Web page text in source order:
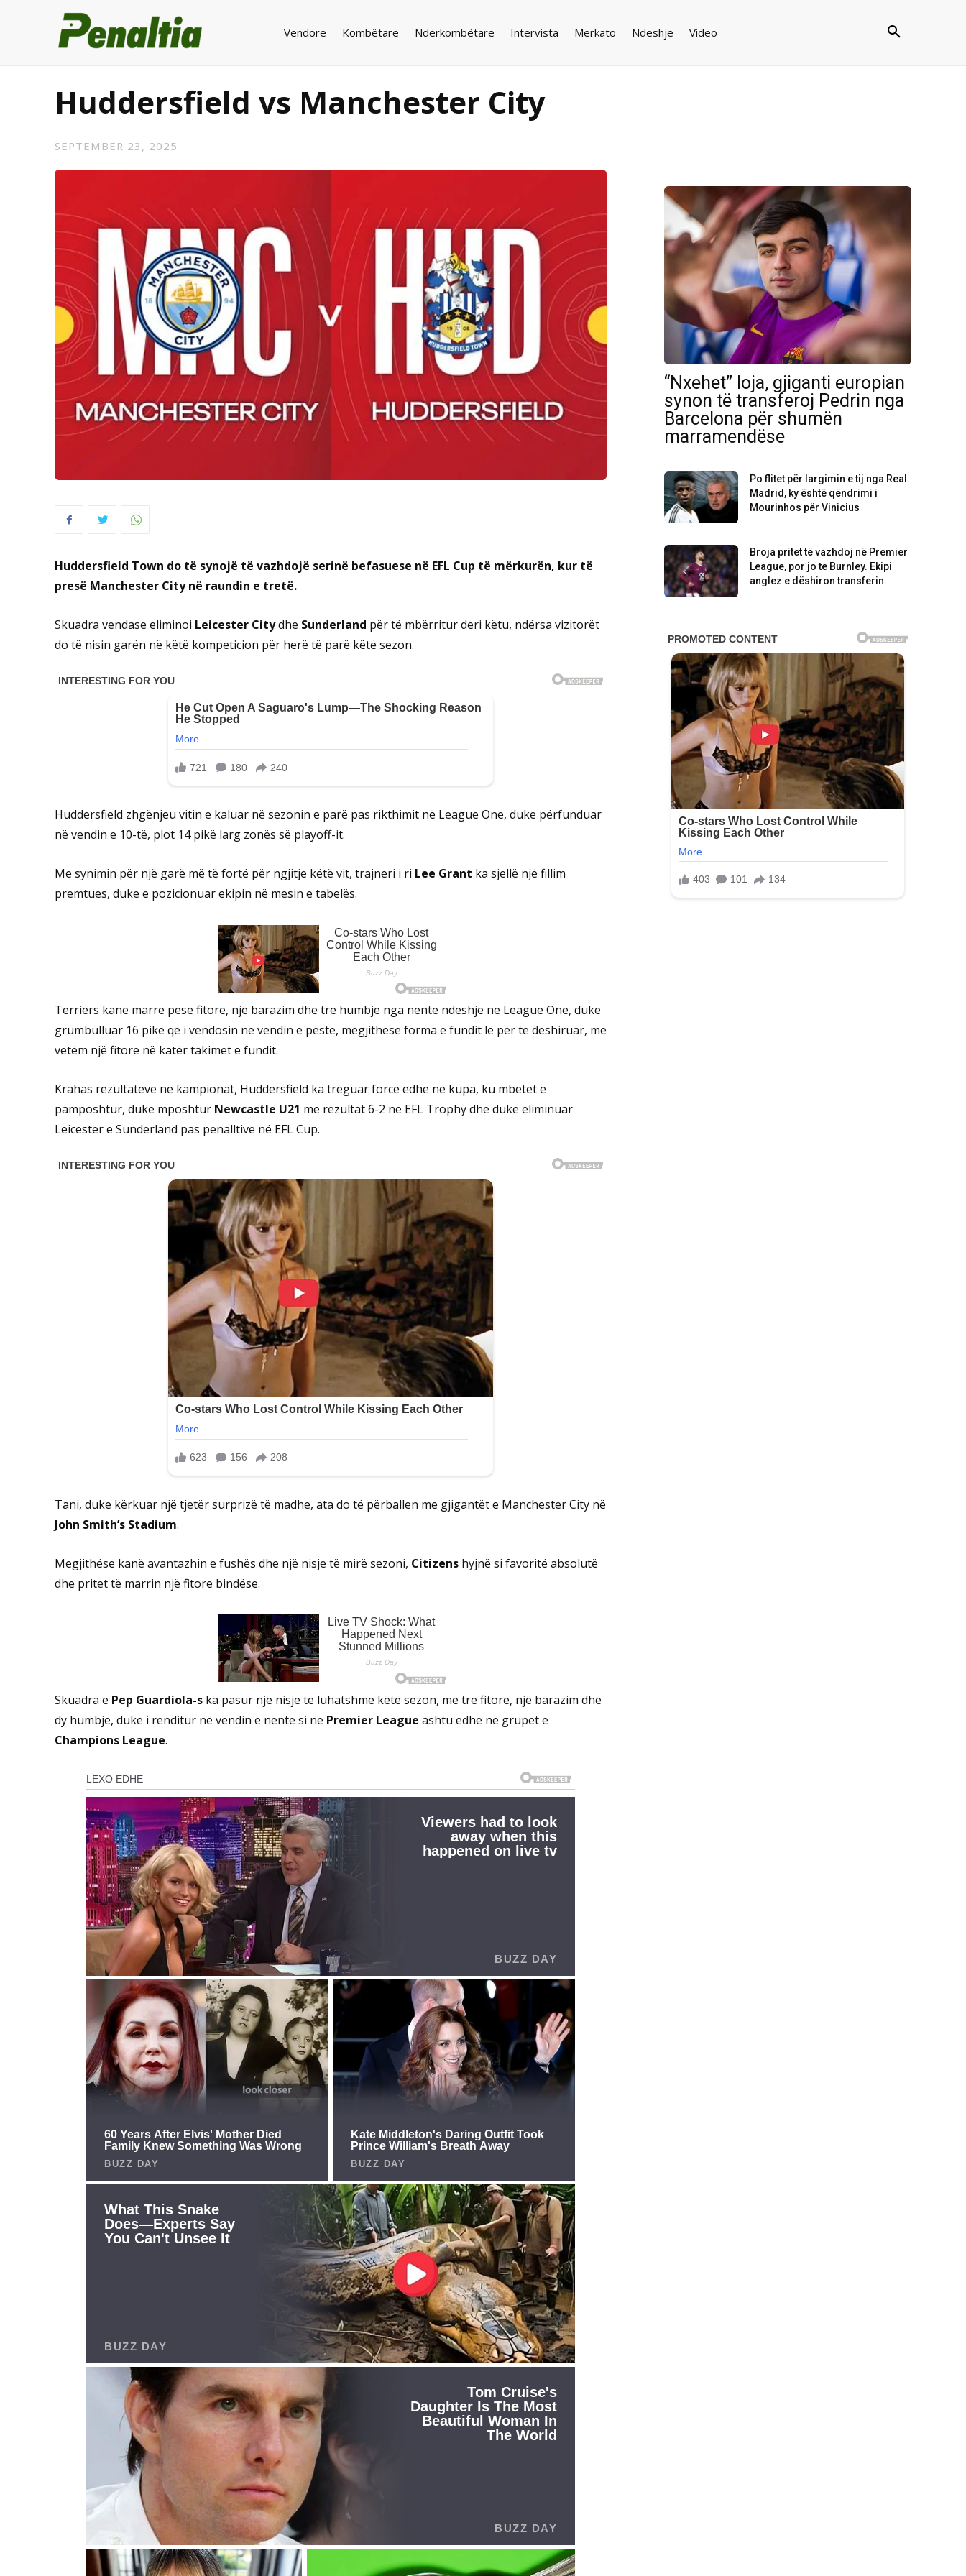
Vendore Kombëtare Ndërkombëtare Intervista Merkato Ndeshje Video
Huddersfield vs Manchester City
SEPTEMBER 23, 2025
Huddersfield Town do të synojë të vazhdojë serinë befasuese në EFL Cup të mërkurën, kur të
presë Manchester City në raundin e tretë.
Skuadra vendase eliminoi Leicester Citydhe Sunderland për të mbërritur deri këtu, ndërsa vizitorët
do të nisin garën në këtë kompeticion për herë të parë këtë sezon.
Huddersfield zhgënjeu vitin e kaluar në sezonin e parë pas rikthimit në League One, duke përfunduar
në vendin e 10-të, plot 14 pikë larg zonës së playoff-it.
Me synimin për një garë më të fortë për ngjitje këtë vit, trajneri i ri Lee Grant ka sjellë një fillim
premtues, duke e pozicionuar ekipin në mesin e tabelës.
Terriers kanë marrë pesë fitore, një barazim dhe tre humbje nga nëntë ndeshje në League One, duke
grumbulluar 16 pikë që i vendosin në vendin e pestë, megjithëse forma e fundit lë për të dëshiruar, me
vetëm një fitore në katër takimet e fundit.
Krahas rezultateve në kampionat, Huddersfield ka treguar forcë edhe në kupa, ku mbetet e
pamposhtur, duke mposhtur Newcastle U21 me rezultat 6-2 në EFL Trophy dhe duke eliminuar
Leicester e Sunderland pas penalltive në EFL Cup.
Tani, duke kërkuar një tjetër surprizë të madhe, ata do të përballen me gjigantët e Manchester City në
John Smith’s Stadium.
Megjithëse kanë avantazhin e fushës dhe një nisje të mirë sezoni, Citizens hyjnë si favoritë absolutë
dhe pritet të marrin një fitore bindëse.
Skuadra e Pep Guardiola-s ka pasur një nisje të luhatshme këtë sezon, me tre fitore, një barazim dhe
dy humbje, duke i renditur në vendin e nëntë si në Premier League ashtu edhe në grupet e
Champions League.
“Nxehet” loja, gjiganti europian
synon të transferoj Pedrin nga
Barcelona për shumën
marramendëse
Po flitet për largimin e tij nga Real
Madrid, ky është qëndrimi i
Mourinhos për Vinicius
Broja pritet të vazhdoj në Premier
League, por jo te Burnley. Ekipi
anglez e dëshiron transferin